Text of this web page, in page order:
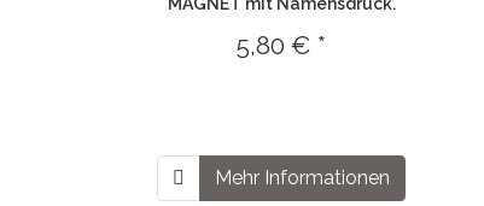
5,80 € *
Mehr Informationen